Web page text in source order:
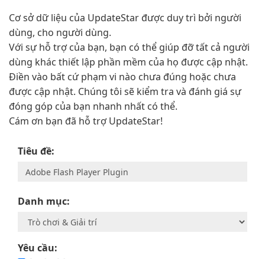
Cơ sở dữ liệu của UpdateStar được duy trì bởi người
dùng, cho người dùng.
Với sự hỗ trợ của bạn, bạn có thể giúp đỡ tất cả người
dùng khác thiết lập phần mềm của họ được cập nhật.
Điền vào bất cứ phạm vi nào chưa đúng hoặc chưa
được cập nhật. Chúng tôi sẽ kiểm tra và đánh giá sự
đóng góp của bạn nhanh nhất có thể.
Cám ơn bạn đã hỗ trợ UpdateStar!
Tiêu đề:
Danh mục:
Yêu cầu: